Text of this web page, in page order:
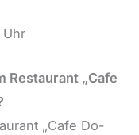
Uhr
Restaurant „Cafe
„Cafe Do-